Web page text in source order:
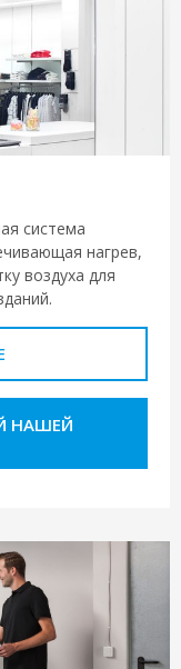
система
нагрев,
воздуха для
НАШЕЙ